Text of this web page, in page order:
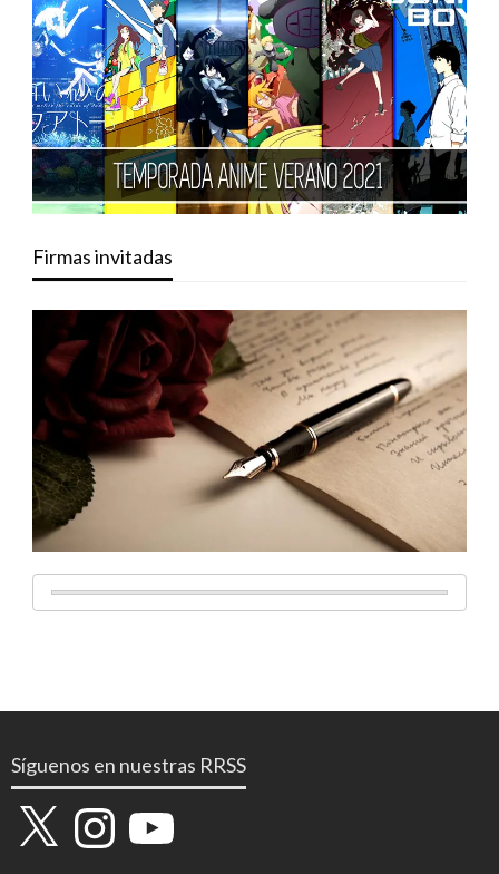
Firmas invitadas
Síguenos en nuestras RRSS
X InstagramYouTube